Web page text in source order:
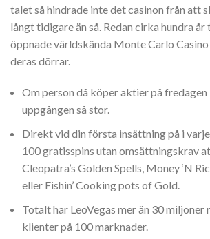
talet så hindrade inte det casinon från att
långt tidigare än så. Redan cirka hundra
öppnade världskända Monte Carlo
deras dörrar.
Om person då köper aktier på fredagen
uppgången så stor.
Direkt vid din första insättning på i
100 gratisspins utan omsättningskrav
Cleopatra’s Golden Spells, Money ‘N
eller Fishin’ Cooking pots of Gold.
Totalt har LeoVegas mer än 30 miljoner
klienter på 100 marknader.